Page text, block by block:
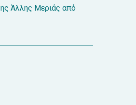
Άλλης Μεριάς από